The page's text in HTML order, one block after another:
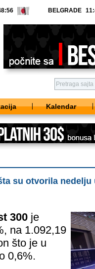
BELGRADE
Kalendar
su otvorila
300 je
na 1.092,19
što je u
0,6%.